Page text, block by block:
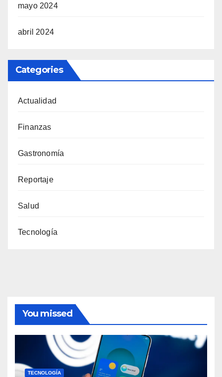
mayo 2024
abril 2024
Categories
Actualidad
Finanzas
Gastronomía
Reportaje
Salud
Tecnología
You missed
TECNOLOGÍA